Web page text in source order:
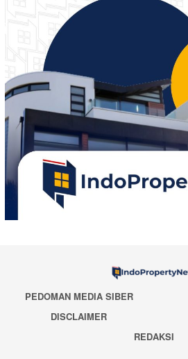
PEDOMAN MEDIA SIBER
DISCLAIMER
REDAKSI